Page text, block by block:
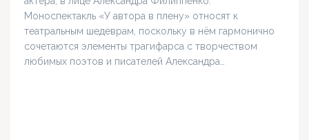
Моноспектакль «У автора в плену» относят к
театральным шедеврам, поскольку в нём гармонично
сочетаются элементы трагифарса с творчеством
любимых поэтов и писателей Александра…